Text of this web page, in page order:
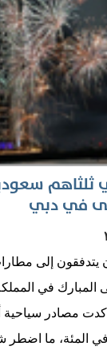
دائرة التشريفات
التنفيذي
قاعة المنتدى
والقاعات
للمشاركين
القاعات،
العالمي، الذي
في نيويورك.
ثلثاهم
في دبي
يتدفقون إلى
المبارك في
مصادر سياحية
والطيران بلغت 100 في المئة،